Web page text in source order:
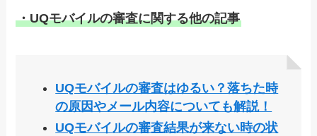
・UQモバイルの審査に関する他の記事
UQモバイルの審査はゆるい？落ちた時
の原因やメール内容についても解説！
UQモバイルの審査結果が来ない時の状